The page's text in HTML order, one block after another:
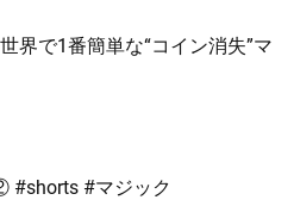
界で1番簡単な“コイン消失”マ
#shorts #マジック